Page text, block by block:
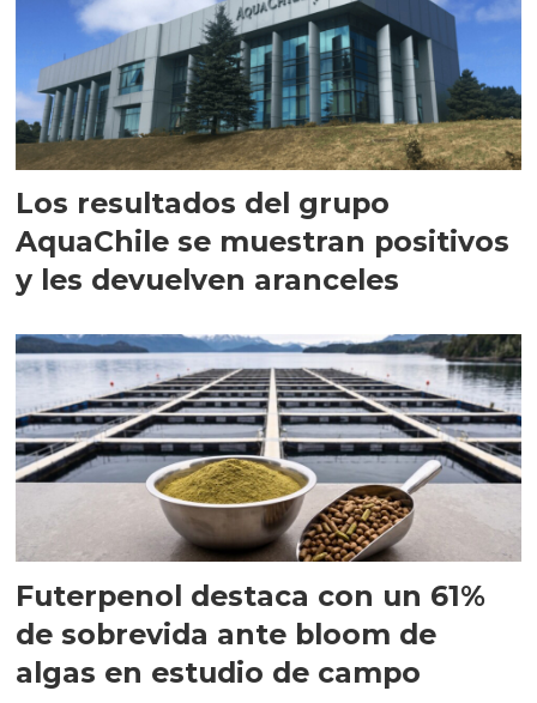
Los resultados del grupo
AquaChile se muestran positivos
y les devuelven aranceles
Futerpenol destaca con un 61%
de sobrevida ante bloom de
algas en estudio de campo